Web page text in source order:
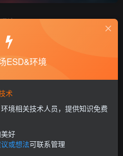
评论
海“9·29”重大火灾事故调查报告
业新闻
6年前 3.3W+
ESD&环境
术
境相关技术人员，提供知识免费
好
或想法可联系管理